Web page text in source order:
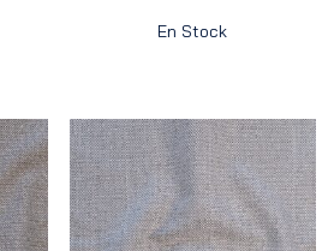
En Stock